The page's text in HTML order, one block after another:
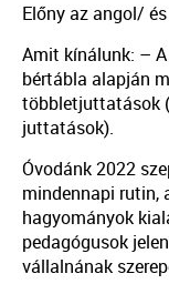
Előny az angol/
Amit kínálunk: –
bértábla alapján
többletjuttatások
juttatások).
Óvodánk 2022
mindennapi rutin,
hagyományok
pedagógusok
vállalnának